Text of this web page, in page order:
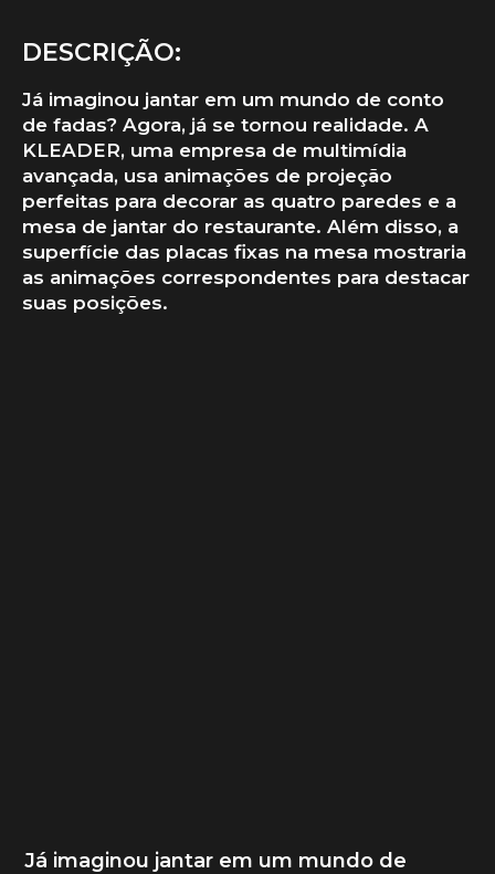
DESCRIÇÃO:
Já imaginou jantar em um mundo de conto
de fadas? Agora, já se tornou realidade. A
KLEADER, uma empresa de multimídia
avançada, usa animações de projeção
perfeitas para decorar as quatro paredes e a
mesa de jantar do restaurante. Além disso, a
superfície das placas fixas na mesa mostraria
as animações correspondentes para destacar
suas posições.
Já imaginou jantar em um mundo de